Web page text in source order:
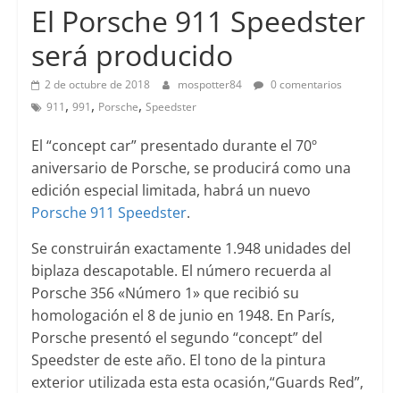
El Porsche 911 Speedster
será producido
2 de octubre de 2018 mospotter84
0 comentarios
911, 991, Porsche, Speedster
El “concept car” presentado durante el 70º
aniversario de Porsche, se producirá como una
edición especial limitada, habrá un nuevo
Porsche 911 Speedster.
Se construirán exactamente 1.948 unidades del
biplaza descapotable. El número recuerda al
Porsche 356 «Número 1» que recibió su
homologación el 8 de junio en 1948. En París,
Porsche presentó el segundo “concept” del
Speedster de este año. El tono de la pintura
exterior utilizada esta esta ocasión,“Guards Red”,